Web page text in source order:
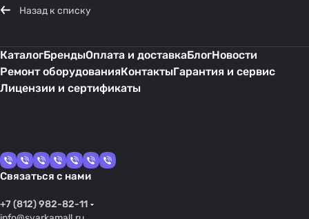
Назад к списку
КаталогБрендыОплата и доставкаБлогНовости
Ремонт оборудованияКонтактыГарантия и сервис
Лицензии и сертификаты
Связаться с нами
+7 (812) 982-82-11